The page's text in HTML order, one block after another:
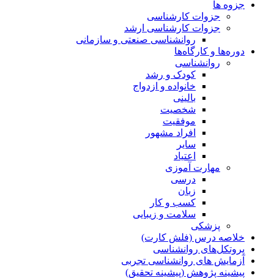
جزوه ها
جزوات کارشناسی
جزوات کارشناسی ارشد
روانشناسی صنعتی و سازمانی
دوره‌ها و کارگاه‌ها
روانشناسی
کودک و رشد
خانواده و ازدواج
بالینی
شخصیت
موفقیت
افراد مشهور
سایر
اعتیاد
مهارت آموزی
درسی
زبان
کسب و کار
سلامت و زیبایی
پزشکی
خلاصه درس (فلش کارت)
پروتکل‌های روانشناسی
آزمایش های روانشناسی تجربی
پیشینه پژوهش (پیشینه تحقیق)